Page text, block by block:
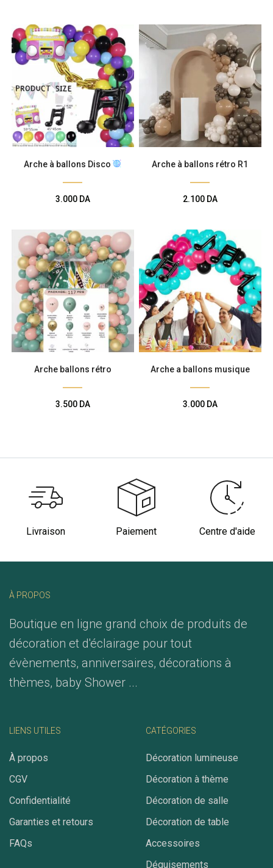
Arche à ballons Disco
3.000 DA
Arche à ballons rétro R1
2.100 DA
Arche ballons rétro
3.500 DA
Arche a ballons musique
3.000 DA
Livraison Paiement Centre d'aide
À PROPOS
Boutique en ligne grand choix de produits de
décoration et d'éclairage pour tout
évènements, anniversaires, décorations à
thèmes, baby Shower ...
LIENS UTILES
À propos
CGV
Confidentialité
Garanties et retours
FAQs
CATÉGORIES
Décoration lumineuse
Décoration à thème
Décoration de salle
Décoration de table
Accessoires
Déguisements